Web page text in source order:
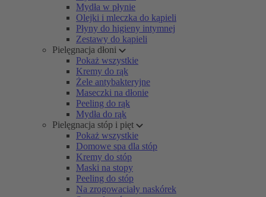
Mydła w płynie
Olejki i mleczka do kąpieli
Płyny do higieny intymnej
Zestawy do kąpieli
Pielęgnacja dłoni
Pokaż wszystkie
Kremy do rąk
Żele antybakteryjne
Maseczki na dłonie
Peeling do rąk
Mydła do rąk
Pielęgnacja stóp i pięt
Pokaż wszystkie
Domowe spa dla stóp
Kremy do stóp
Maski na stopy
Peeling do stóp
Na zrogowaciały naskórek